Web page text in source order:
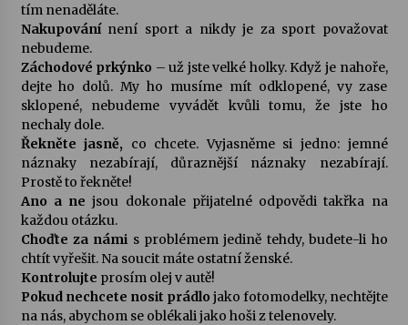
Letní koncerty ve Stromovce: Kolchoz a
28. 7. 2026
23. 7. 2026
Letní koncerty ve Stromovce: Rufus Miller
Vysočinka
17. 7. 2026
tím nenaděláte.
Nakupovánínení sport a nikdy je za sport považovat
nebudeme.
Záchodové prkýnko – už jste velké holky. Když je nahoře,
dejte ho dolů. My ho musíme mít odklopené, vy zase
sklopené, nebudeme vyvádět kvůli tomu, že jste ho
nechaly dole.
Řekněte jasně, co chcete. Vyjasněme si jedno: jemné
náznaky nezabírají, důraznější náznaky nezabírají.
Prostě to řekněte!
Ano a ne jsou dokonale přijatelné odpovědi takřka na
každou otázku.
Choďte za námi s problémem jedině tehdy, budete-li ho
chtít vyřešit. Na soucit máte ostatní ženské.
Kontrolujte prosím olej v autě!
Pokud nechcete nosit prádlo jako fotomodelky, nechtějte
na nás, abychom se oblékali jako hoši z telenovely.